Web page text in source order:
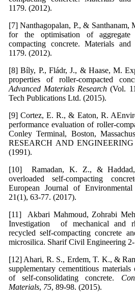
1179. (2012).
[7] Nanthagopalan, P., & Santhanam,
for the optimisation of
compacting concrete. Materials
1179. (2012).
[8] Bíly, P., Fládr, J., & Haase, M.
properties of roller-compacted
Advanced Materials Research (Vol.
Tech Publications Ltd. (2015).
[9] Cortez, E. R., & Eaton, R.
performance evaluation of roller-
Conley Terminal, Boston,
RESEARCH AND
(1991).
[10] Ramadan, K. Z., &
overloaded self-compacting
European Journal of
21(1), 63-77. (2017).
[11] Akbari Mahmoud, Zohrabi
Investigation of mechanical and
recycled self-compacting concrete
microsilica. Sharif Civil Engineering
[12] Ahari, R. S., Erdem, T. K., &
supplementary cementitious
of self-consolidating concrete.
Materials, 75, 89-98. (2015).